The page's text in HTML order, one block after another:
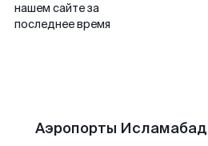
нашем сайте за
последнее время
Аэропорты